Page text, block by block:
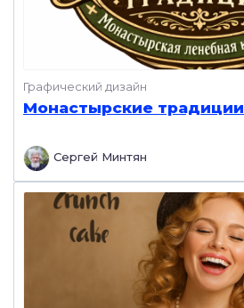
Графический дизайн
Монастырские традиции
Сергей Минтян